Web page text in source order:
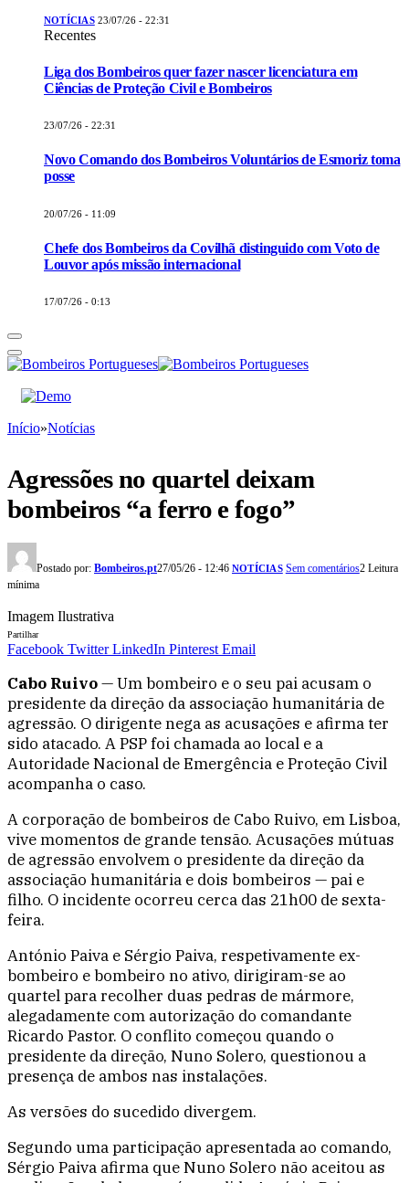
NOTÍCIAS 23/07/26 - 22:31
Recentes
Liga dos Bombeiros quer fazer nascer licenciatura em
Ciências de Proteção Civil e Bombeiros
23/07/26 - 22:31
Novo Comando dos Bombeiros Voluntários de Esmoriz toma
posse
20/07/26 - 11:09
Chefe dos Bombeiros da Covilhã distinguido com Voto de
Louvor após missão internacional
17/07/26 - 0:13
Início»Notícias
Agressões no quartel deixam
bombeiros “a ferro e fogo”
Postado por: Bombeiros.pt27/05/26 - 12:46 NOTÍCIAS Sem comentários2 Leitura
mínima
Imagem Ilustrativa
Partilhar
Facebook Twitter LinkedIn Pinterest Email
Cabo Ruivo— Um bombeiro e o seu pai acusam o
presidente da direção da associação humanitária de
agressão. O dirigente nega as acusações e afirma ter
sido atacado. A PSP foi chamada ao local e a
Autoridade Nacional de Emergência e Proteção Civil
acompanha o caso.
A corporação de bombeiros de Cabo Ruivo, em Lisboa,
vive momentos de grande tensão. Acusações mútuas
de agressão envolvem o presidente da direção da
associação humanitária e dois bombeiros — pai e
filho. O incidente ocorreu cerca das 21h00 de sexta-
feira.
António Paiva e Sérgio Paiva, respetivamente ex-
bombeiro e bombeiro no ativo, dirigiram-se ao
quartel para recolher duas pedras de mármore,
alegadamente com autorização do comandante
Ricardo Pastor. O conflito começou quando o
presidente da direção, Nuno Solero, questionou a
presença de ambos nas instalações.
As versões do sucedido divergem.
Segundo uma participação apresentada ao comando,
Sérgio Paiva afirma que Nuno Solero não aceitou as